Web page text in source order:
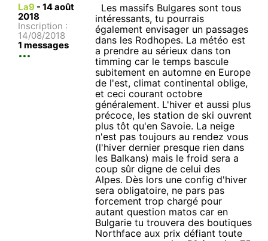
La9 - 14 août
2018
Inscription :
14/08/2018
1 messages
Les massifs Bulgares sont tous
intéressants, tu pourrais
également envisager un passages
dans les Rodhopes. La météo est
a prendre au sérieux dans ton
timming car le temps bascule
subitement en automne en Europe
de l'est, climat continental oblige,
et ceci courant octobre
généralement. L'hiver et aussi plus
précoce, les station de ski ouvrent
plus tôt qu'en Savoie. La neige
n'est pas toujours au rendez vous
(l'hiver dernier presque rien dans
les Balkans) mais le froid sera a
coup sûr digne de celui des
Alpes. Dès lors une config d'hiver
sera obligatoire, ne pars pas
forcement trop chargé pour
autant question matos car en
Bulgarie tu trouvera des boutiques
Northface aux prix défiant toute